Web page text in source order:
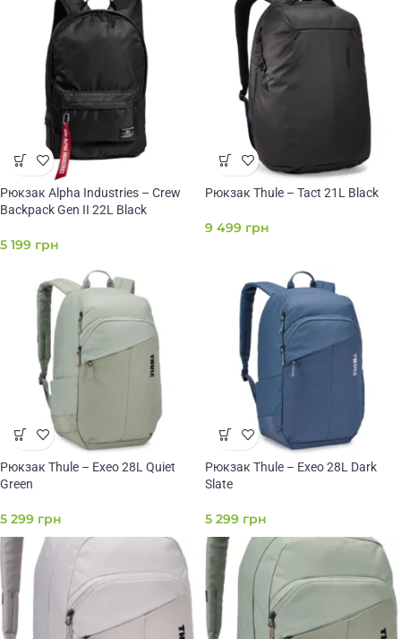
Рюкзак Alpha Industries – Crew
Backpack Gen II 22L Black
5 199 грн
Рюкзак Thule – Tact 21L Black
9 499 грн
Рюкзак Thule – Exeo 28L Quiet
Green
5 299 грн
Рюкзак Thule – Exeo 28L Dark
Slate
5 299 грн